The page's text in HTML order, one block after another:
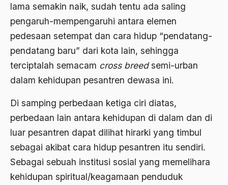
lama semakin naik, sudah tentu ada saling
pengaruh-mempengaruhi antara elemen
pedesaan setempat dan cara hidup “pendatang-
pendatang baru” dari kota lain, sehingga
terciptalah semacam cross breedsemi-urban
dalam kehidupan pesantren dewasa ini.
Di samping perbedaan ketiga ciri diatas,
perbedaan lain antara kehidupan di dalam dan di
luar pesantren dapat dilihat hirarki yang timbul
sebagai akibat cara hidup pesantren itu sendiri.
Sebagai sebuah institusi sosial yang memelihara
kehidupan spiritual/keagamaan penduduk
Ali Khomeini
Ali Murtopo
Ali Shariati
Ali Sidikin
Aliran AHmadiyah
Aliran Kepercayaan
Alistair Cook
Allah